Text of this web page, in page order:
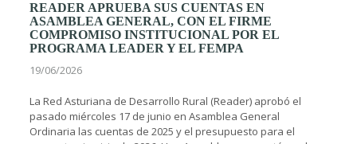
READER APRUEBA SUS CUENTAS EN
ASAMBLEA GENERAL, CON EL FIRME
COMPROMISO INSTITUCIONAL POR EL
PROGRAMA LEADER Y EL FEMPA
19/06/2026
La Red Asturiana de Desarrollo Rural (Reader) aprobó el
pasado miércoles 17 de junio en Asamblea General
Ordinaria las cuentas de 2025 y el presupuesto para el